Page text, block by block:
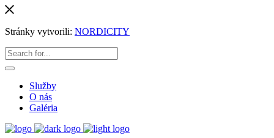
Stránky vytvorili: NORDICITY
Služby
O nás
Galéria